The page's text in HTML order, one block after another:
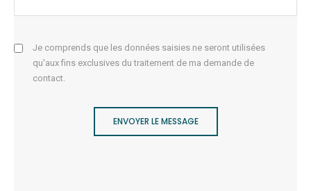
Je comprends que les données saisies ne seront utilisées
qu'aux fins exclusives du traitement de ma demande de
contact.
ENVOYER LE MESSAGE